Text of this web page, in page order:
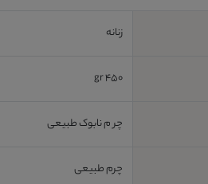
زنانه
450 gr
چر م نابوک طبیعی
چرم طبیعی